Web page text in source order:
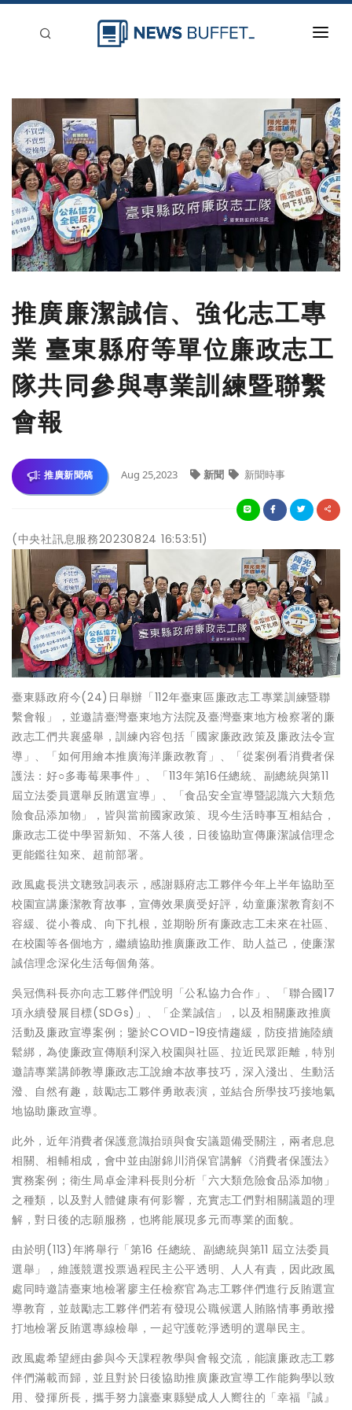
新聞稿分類
登入
刊登
推廣廉潔誠信、強化志工專
業 臺東縣府等單位廉政志工
隊共同參與專業訓練暨聯繫
會報
推廣新聞稿 Aug 25,2023 新聞 新聞時事
(中央社訊息服務20230824 16:53:51)
臺東縣政府今(24)日舉辦「112年臺東區廉政志工專業訓練暨聯
繫會報」，並邀請臺灣臺東地方法院及臺灣臺東地方檢察署的廉
政志工們共襄盛舉，訓練內容包括「國家廉政政策及廉政法令宣
導」、「如何用繪本推廣海洋廉政教育」、「從案例看消費者保
護法：好○多毒莓果事件」、「113年第16任總統、副總統與第11
屆立法委員選舉反賄選宣導」、「食品安全宣導暨認識六大類危
險食品添加物」，皆與當前國家政策、現今生活時事互相結合，
廉政志工從中學習新知、不落人後，日後協助宣傳廉潔誠信理念
更能鑑往知來、超前部署。
政風處長洪文聰致詞表示，感謝縣府志工夥伴今年上半年協助至
校園宣講廉潔教育故事，宣傳效果廣受好評，幼童廉潔教育刻不
容緩、從小養成、向下扎根，並期盼所有廉政志工未來在社區、
在校園等各個地方，繼續協助推廣廉政工作、助人益己，使廉潔
誠信理念深化生活每個角落。
吳冠儁科長亦向志工夥伴們說明「公私協力合作」、「聯合國17
項永續發展目標(SDGs)」、「企業誠信」，以及相關廉政推廣
活動及廉政宣導案例；鑒於COVID-19疫情趨緩，防疫措施陸續
鬆綁，為使廉政宣傳順利深入校園與社區、拉近民眾距離，特別
邀請專業講師教導廉政志工說繪本故事技巧，深入淺出、生動活
潑、自然有趣，鼓勵志工夥伴勇敢表演，並結合所學技巧接地氣
地協助廉政宣導。
此外，近年消費者保護意識抬頭與食安議題備受關注，兩者息息
相關、相輔相成，會中並由謝錦川消保官講解《消費者保護法》
實務案例；衛生局卓金津科長則分析「六大類危險食品添加物」
之種類，以及對人體健康有何影響，充實志工們對相關議題的理
解，對日後的志願服務，也將能展現多元而專業的面貌。
由於明(113)年將舉行「第16 任總統、副總統與第11 屆立法委員
選舉」，維護競選投票過程民主公平透明、人人有責，因此政風
處同時邀請臺東地檢署廖主任檢察官為志工夥伴們進行反賄選宣
導教育，並鼓勵志工夥伴們若有發現公職候選人賄賂情事勇敢撥
打地檢署反賄選專線檢舉，一起守護乾淨透明的選舉民主。
政風處希望經由參與今天課程教學與會報交流，能讓廉政志工夥
伴們滿載而歸，並且對於日後協助推廣廉政宣導工作能夠學以致
用、發揮所長，攜手努力讓臺東縣變成人人嚮往的「幸福『誠』